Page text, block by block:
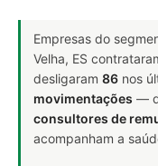
Empresas do
Velha, ES
desligaram 86 nos
movimentações —
consultores de
acompanham a